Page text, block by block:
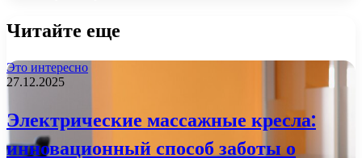
Читайте еще
Это интересно
27.12.2025
Электрические массажные кресла:
инновационный способ заботы о